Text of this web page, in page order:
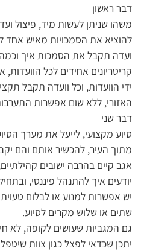
דבר ראשון
משהו שניתן לעשות מיד, פיצול
להוציא את הסמכויות מאיש אחד
ועדה תקבל את הסמכות איך
קריטריונים אחידים לכל
ידי הוועדות, וכל וועדה תקבל
האזורי, ללא שום אפשרות
דבר שני
סיוע מקצועי, לייעל את מערך
מתוך העיר, להכשיר אותם והם
אגב קיים בהרבה ישובים
יודעים איך להתנהל פיננסי,
יש אפשרות למנוע או לבלום
שתים או שלוש מקרים לסיוע.
גם המגביות שעושים לקופה, לא
יתכן שכדאי לפצל כגון צוות